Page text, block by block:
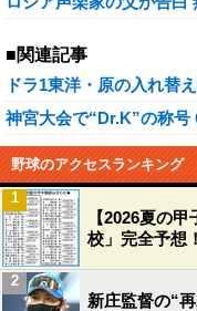
■関連記事
ドラ1東洋・原の入れ替
神宮大会で“Dr.K”の称
野球のアクセスランキング
【2026夏の
校」完全予想
1
新庄監督の“
2